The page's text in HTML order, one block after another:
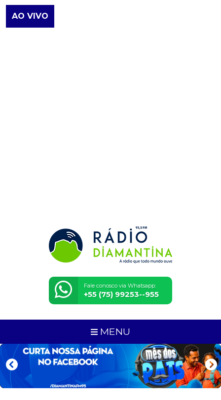
AO VIVO
Fale conosco via Whatsapp:
+55 (75) 99253--955
MENU